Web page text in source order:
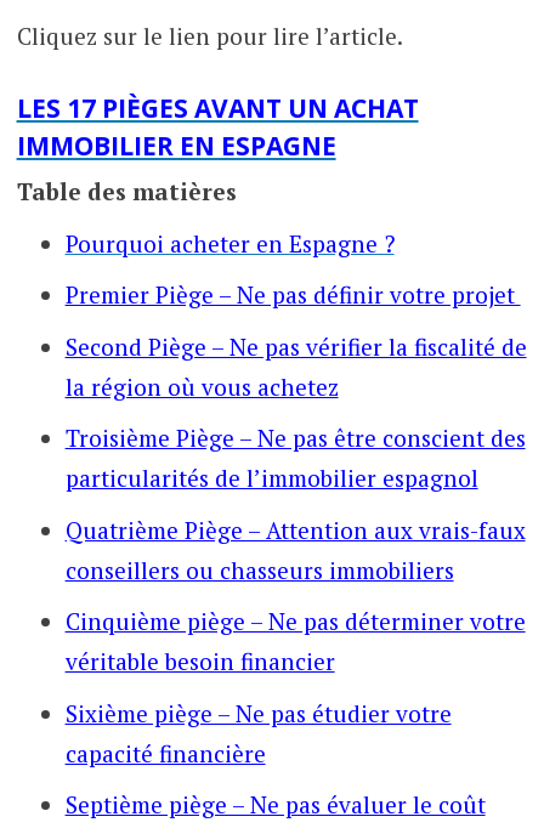
Cliquez sur le lien pour lire l’article.
LES 17 PIÈGES AVANT UN ACHAT
IMMOBILIER EN ESPAGNE
Table des matières
Pourquoi acheter en Espagne ?
Premier Piège – Ne pas définir votre projet
Second Piège – Ne pas vérifier la fiscalité de
la région où vous achetez
Troisième Piège – Ne pas être conscient des
particularités de l’immobilier espagnol
Quatrième Piège – Attention aux vrais-faux
conseillers ou chasseurs immobiliers
Cinquième piège – Ne pas déterminer votre
véritable besoin financier
Sixième piège – Ne pas étudier votre
capacité financière
Septième piège – Ne pas évaluer le coût